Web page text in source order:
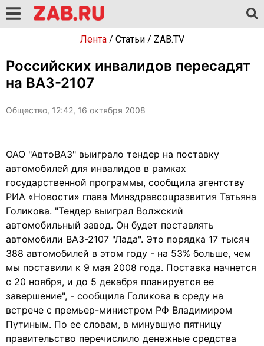
Лента/ Статьи/ ZAB.TV
Российских инвалидов пересадят
на ВАЗ-2107
Общество, 12:42, 16 октября 2008
ОАО "АвтоВАЗ" выиграло тендер на поставку
автомобилей для инвалидов в рамках
государственной программы, сообщила агентству
РИА «Новости» глава Минздравсоцразвития Татьяна
Голикова. "Тендер выиграл Волжский
автомобильный завод. Он будет поставлять
автомобили ВАЗ-2107 "Лада". Это порядка 17 тысяч
388 автомобилей в этом году - на 53% больше, чем
мы поставили к 9 мая 2008 года. Поставка начнется
с 20 ноября, и до 5 декабря планируется ее
завершение", - сообщила Голикова в среду на
встрече с премьер-министром РФ Владимиром
Путиным. По ее словам, в минувшую пятницу
правительство перечислило денежные средства